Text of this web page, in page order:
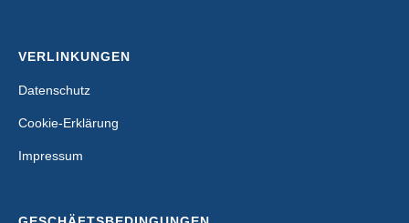
VERLINKUNGEN
Datenschutz
Cookie-Erklärung
Impressum